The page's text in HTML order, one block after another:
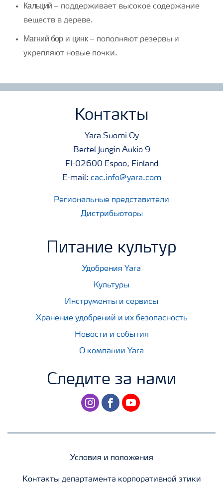
Кальций – поддерживает высокое содержание
веществ в дереве.
Магний бори цинк– пополняют резервы и
укрепляют новые почки.
Контакты
Yara Suomi Oy
Bertel Jungin Aukio 9
FI-02600 Espoo, Finland
E-mail: cac.info@yara.com
Региональные представители
Дистрибьюторы
Питание культур
Удобрения Yara
Культуры
Инструменты и сервисы
Хранение удобрений и их безопасность
Новости и события
О компании Yara
Следите за нами
instagramfacebookyoutube
Условия и положения
Контакты департамента корпоративной этики